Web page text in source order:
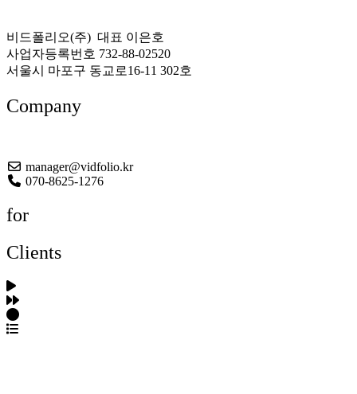
비드폴리오(주) 대표 이은호
사업자등록번호 732-88-02520
서울시 마포구 동교로16-11 302호
Company
manager@vidfolio.kr
070-8625-1276
for
Clients